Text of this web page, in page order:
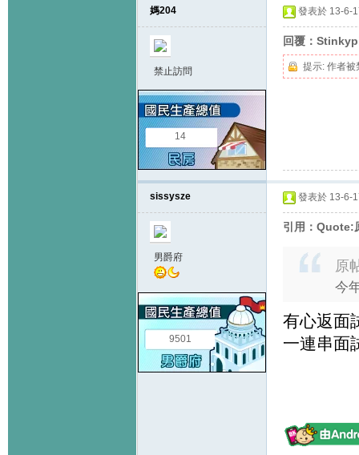
媽204
禁止訪問
14
發表於 13-6-
回覆：
提示: 作者被
sissysze
男爵府
9501
發表於 13-6-
引用：Quote:
原
今
有心返面
一連串面